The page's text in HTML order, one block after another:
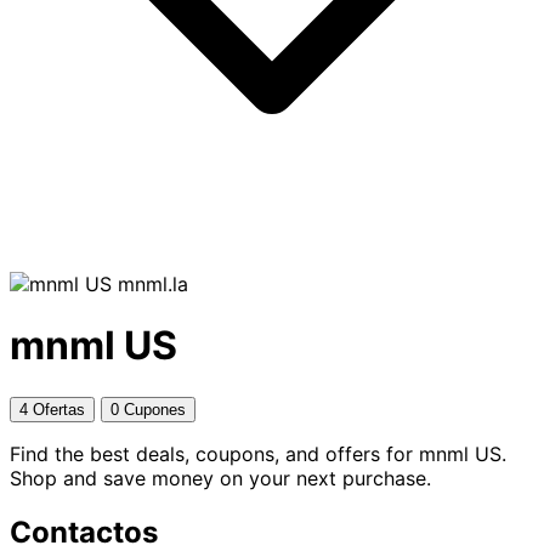
mnml.la
mnml US
4 Ofertas 0 Cupones
Find the best deals, coupons, and offers for mnml US.
Shop and save money on your next purchase.
Contactos